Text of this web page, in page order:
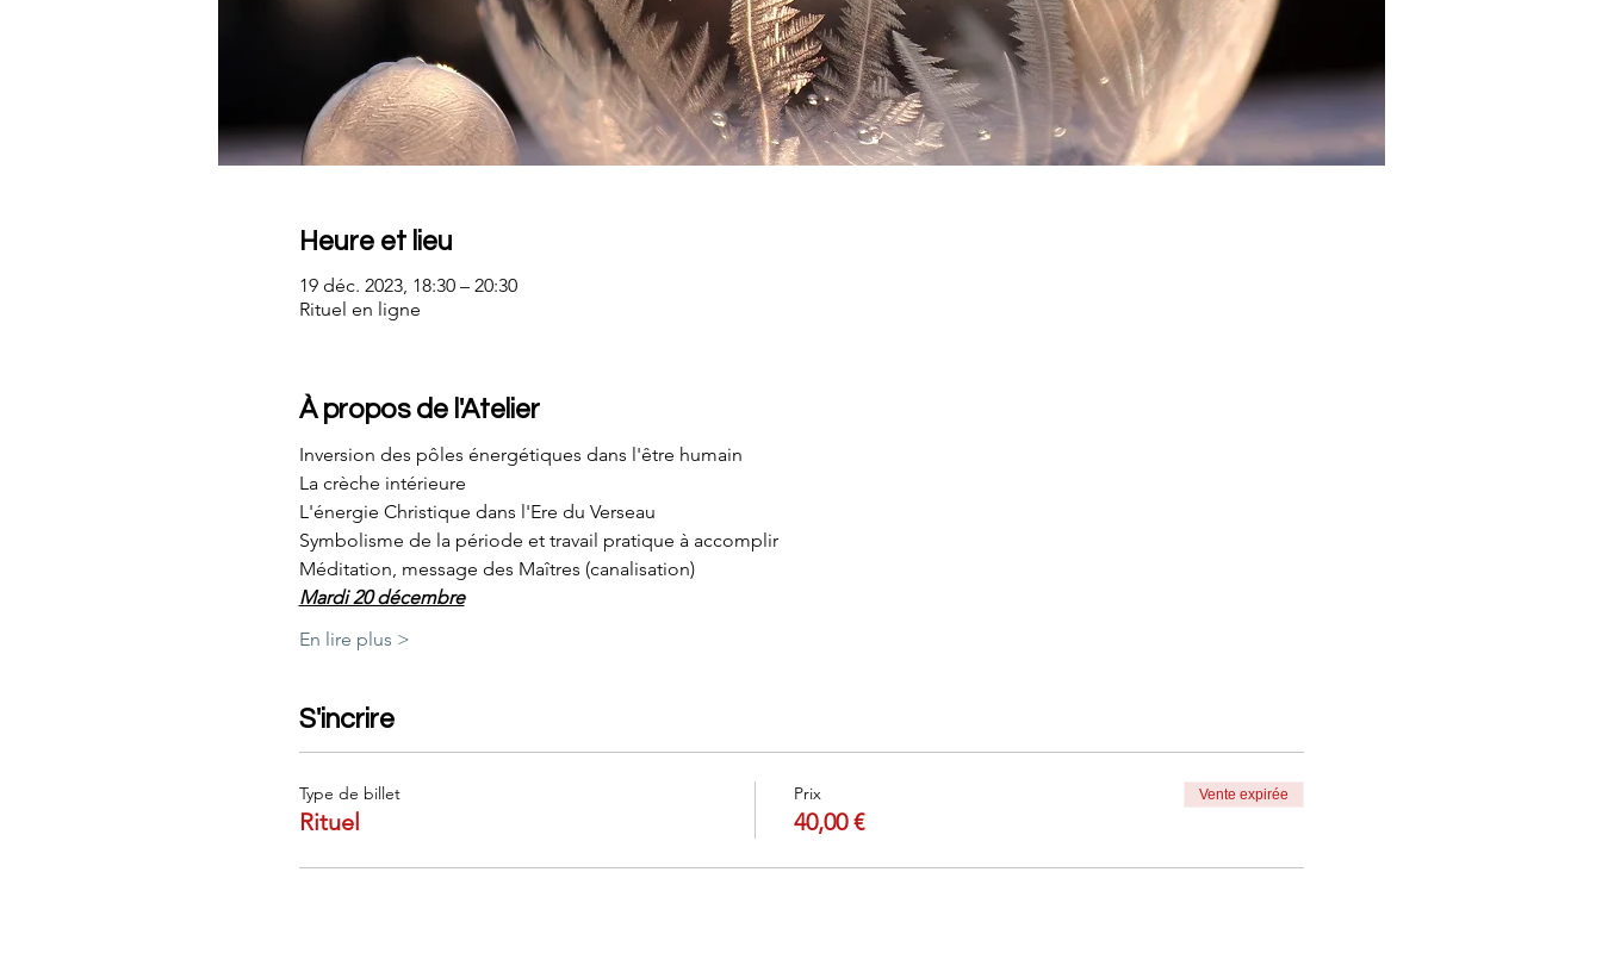
Heure et lieu
19 déc. 2023, 18:30 – 20:30
Rituel en ligne
À propos de l'Atelier
Inversion des pôles énergétiques dans l'être humain
La crèche intérieure
L'énergie Christique dans l'Ere du Verseau
Symbolisme de la période et travail pratique à accomplir
Méditation, message des Maîtres (canalisation)
Mardi 20 décembre
En lire plus >
S'incrire
Type de billet
Rituel
Prix
40,00 €
Vente expirée